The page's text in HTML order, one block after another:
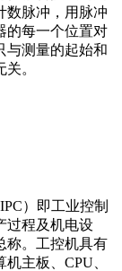
数脉冲，用脉冲
的每一个位置对
与测量的起始和
。
）即工业控制
过程及机电设
称。工控机具有
主板、CPU、